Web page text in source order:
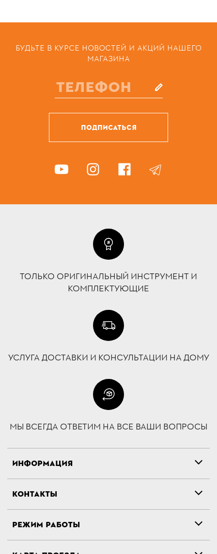
БУДЬТЕ В КУРСЕ НОВОСТЕЙ И АКЦИЙ НАШЕГО
МАГАЗИНА
ПОДПИСАТЬСЯ
ТОЛЬКО ОРИГИНАЛЬНЫЙ ИНСТРУМЕНТ И
КОМПЛЕКТУЮЩИЕ
УСЛУГА ДОСТАВКИ И КОНСУЛЬТАЦИИ НА ДОМУ
МЫ ВСЕГДА ОТВЕТИМ НА ВСЕ ВАШИ ВОПРОСЫ
ИНФОРМАЦИЯ
КОНТАКТЫ
РЕЖИМ РАБОТЫ